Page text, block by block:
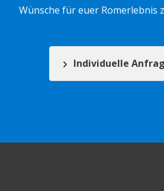
Wünsche für euer Romerlebnis
Individuelle